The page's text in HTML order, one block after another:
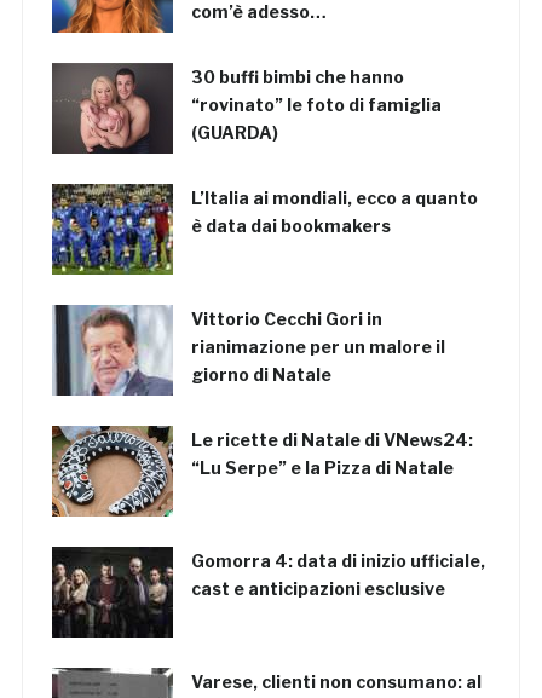
com’è adesso…
30 buffi bimbi che hanno
“rovinato” le foto di famiglia
(GUARDA)
L’Italia ai mondiali, ecco a quanto
è data dai bookmakers
Vittorio Cecchi Gori in
rianimazione per un malore il
giorno di Natale
Le ricette di Natale di VNews24:
“Lu Serpe” e la Pizza di Natale
Gomorra 4: data di inizio ufficiale,
cast e anticipazioni esclusive
Varese, clienti non consumano: al